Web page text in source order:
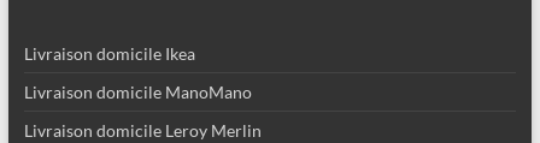
Livraison domicile Ikea
Livraison domicile ManoMano
Livraison domicile Leroy Merlin